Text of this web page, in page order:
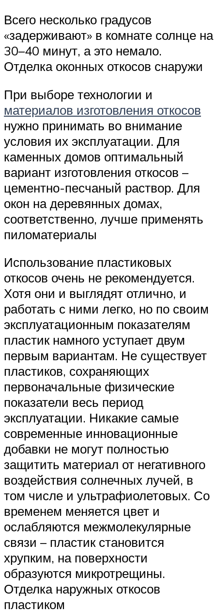
Всего несколько градусов
«задерживают» в комнате солнце на
30–40 минут, а это немало.
Отделка оконных откосов снаружи
При выборе технологии и
материалов изготовления откосов
нужно принимать во внимание
условия их эксплуатации. Для
каменных домов оптимальный
вариант изготовления откосов –
цементно-песчаный раствор. Для
окон на деревянных домах,
соответственно, лучше применять
пиломатериалы
Использование пластиковых
откосов очень не рекомендуется.
Хотя они и выглядят отлично, и
работать с ними легко, но по своим
эксплуатационным показателям
пластик намного уступает двум
первым вариантам. Не существует
пластиков, сохраняющих
первоначальные физические
показатели весь период
эксплуатации. Никакие самые
современные инновационные
добавки не могут полностью
защитить материал от негативного
воздействия солнечных лучей, в
том числе и ультрафиолетовых. Со
временем меняется цвет и
ослабляются межмолекулярные
связи – пластик становится
хрупким, на поверхности
образуются микротрещины.
Отделка наружных откосов
пластиком